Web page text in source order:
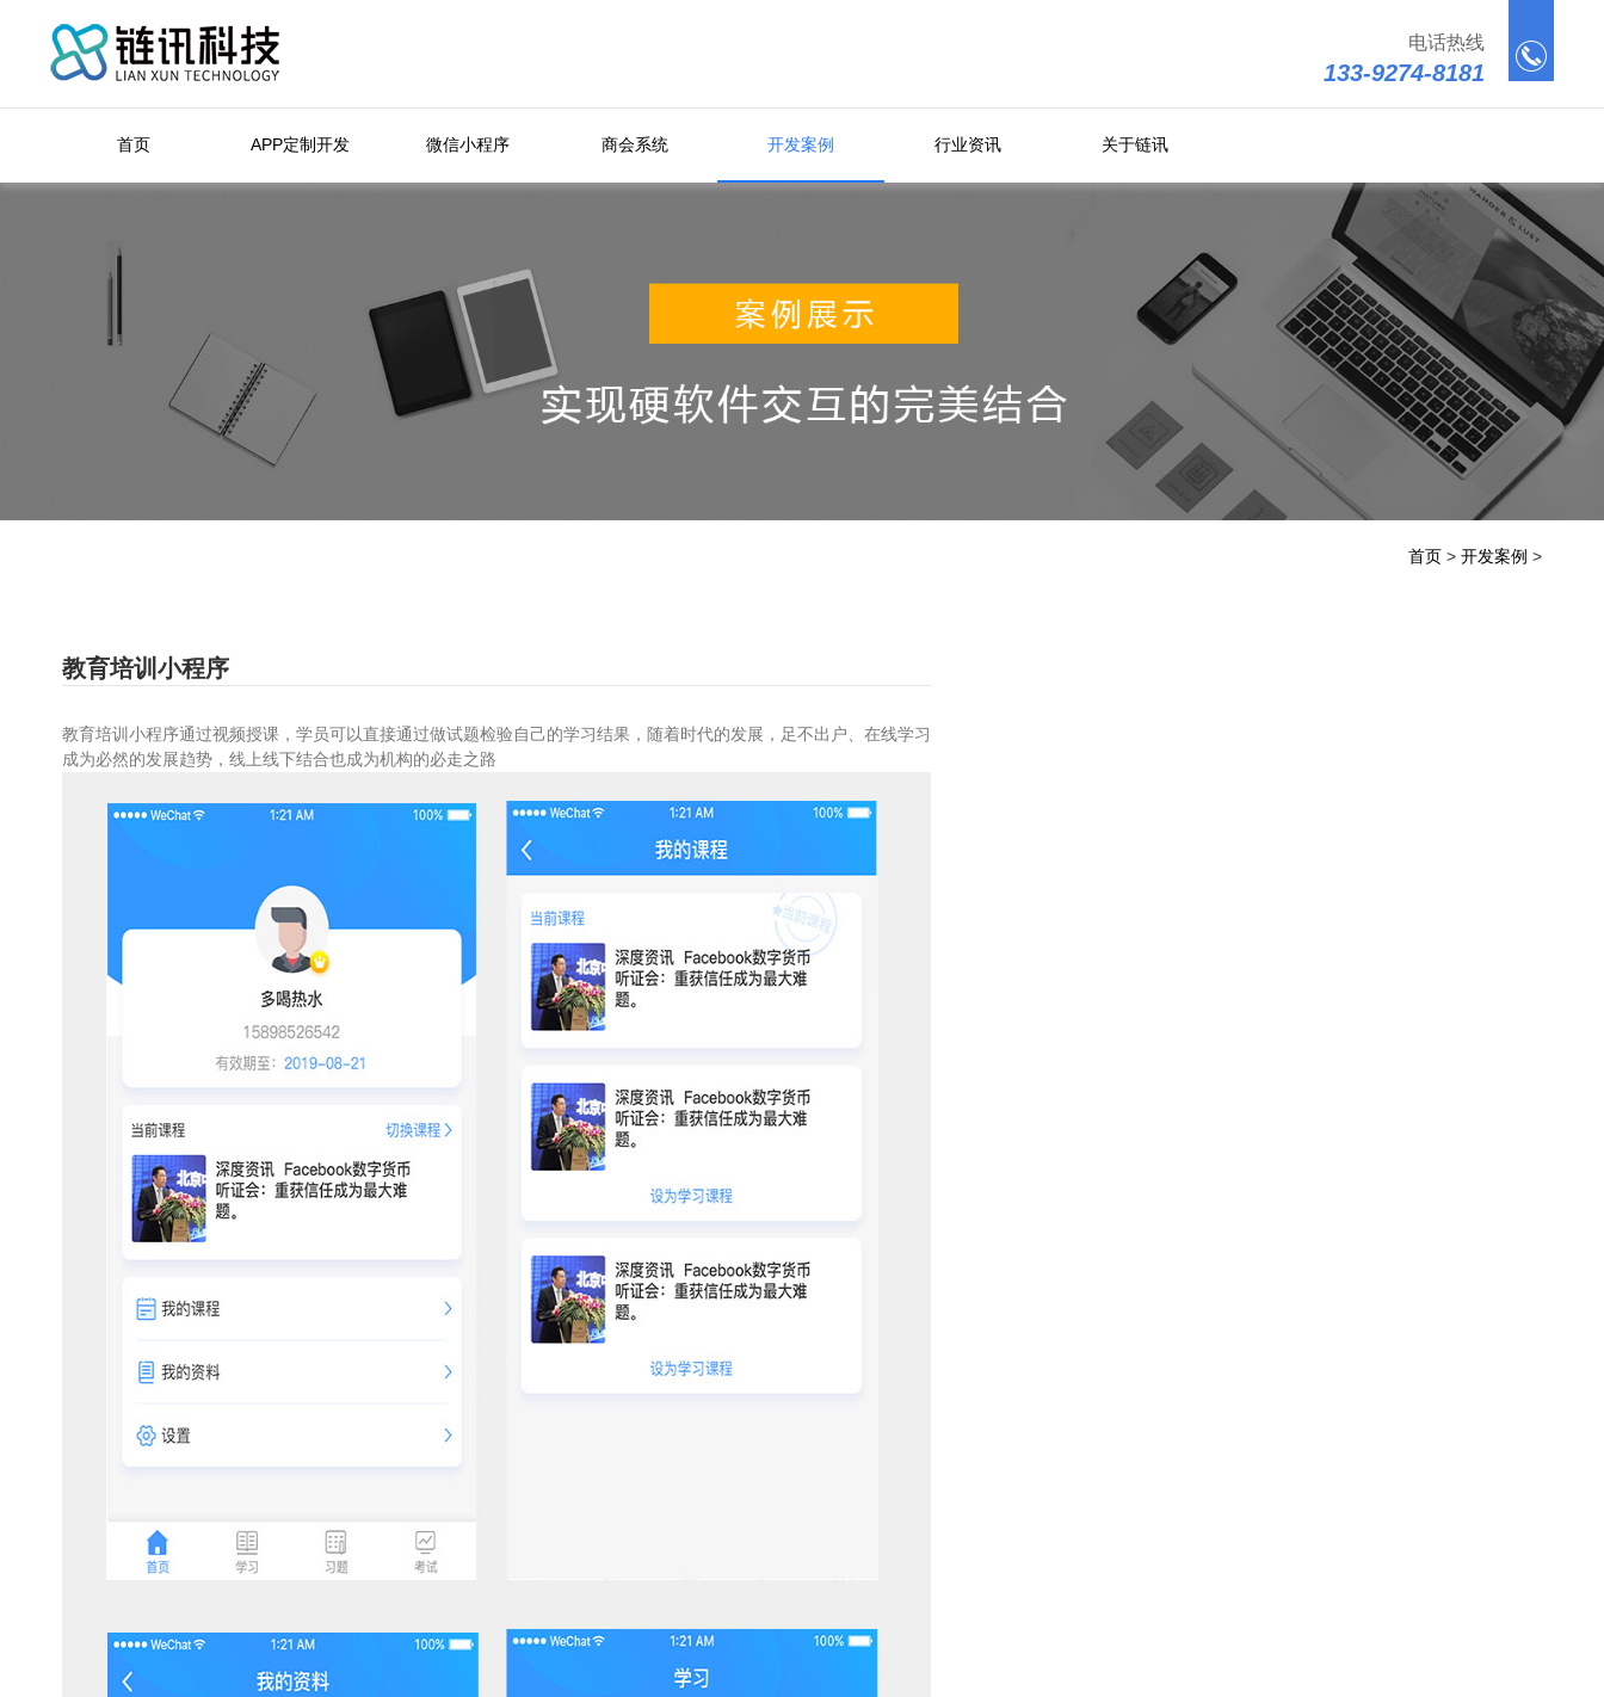
电话热线
133-9274-8181
首页 APP定制开发 微信小程序 商会系统 开发案例 行业资讯 关于链讯
首页 > 开发案例 >
教育培训小程序
教育培训小程序通过视频授课，学员可以直接通过做试题检验自己的学习结果，随着时代的发展，足不出户、在线学习
成为必然的发展趋势，线上线下结合也成为机构的必走之路